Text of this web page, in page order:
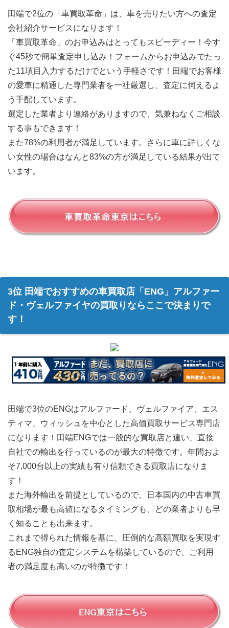
田端で2位の「車買取革命」は、車を売りたい方への査定
会社紹介サービスになります！
「車買取革命」のお申込みはとってもスピーディー！今す
ぐ45秒で簡単査定申し込み！フォームからお申込みでたっ
た11項目入力するだけでという手軽さです！田端でお客様
の愛車に精通した専門業者を一社厳選し、査定に伺えるよ
う手配しています。
選定した業者より連絡がありますので、気兼ねなくご相談
する事もできます！
また78%の利用者が満足しています。さらに車に詳しくな
い女性の場合はなんと83%の方が満足している結果が出て
います。
3位 田端でおすすめの車買取店「ENG」アルファー
ド・ヴェルファイヤの買取りならここで決まりで
す！
田端で3位のENGはアルファード、ヴェルファイア、エス
ティマ、ウィッシュを中心とした高価買取サービス専門店
になります！田端ENGでは一般的な買取店と違い、直接
自社での輸出を行っているのが最大の特徴です。年間およ
そ7,000台以上の実績も有り信頼できる買取店になりま
す！
また海外輸出を前提としているので、日本国内の中古車買
取相場が最も高値になるタイミングも、どの業者よりも早
く知ることも出来ます。
これまで得られた情報を基に、圧倒的な高額買取を実現す
るENG独自の査定システムを構築しているので、ご利用
者の満足度も高いのが特徴です！